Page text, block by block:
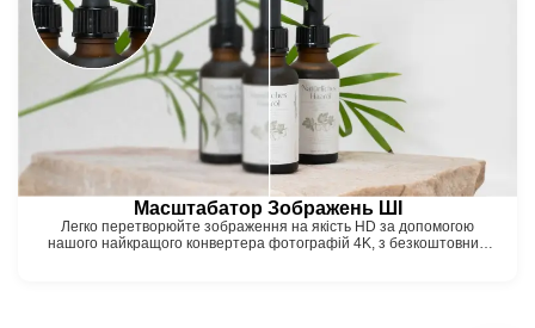
Масштабатор Зображень ШІ
Легко перетворюйте зображення на якість HD за допомогою
нашого найкращого конвертера фотографій 4K, з безкоштовним